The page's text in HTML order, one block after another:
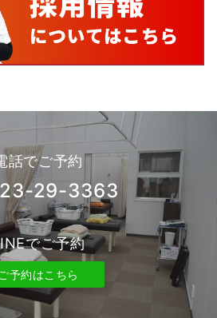
話でご予約
29-3363
でご予約
ご予約はこちら